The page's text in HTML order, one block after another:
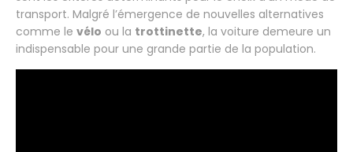
transport. Malgré l’émergence de nouvelles alternatives
comme le vélo ou la trottinette, la voiture demeure un
indispensable pour une grande partie de la population.